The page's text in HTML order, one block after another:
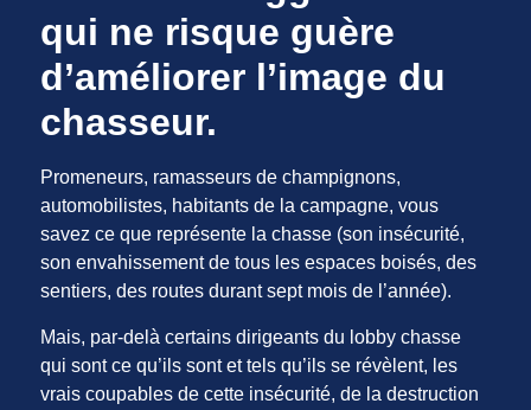
qui ne risque guère
d’améliorer l’image du
chasseur.
Promeneurs, ramasseurs de champignons,
automobilistes, habitants de la campagne, vous
savez ce que représente la chasse (son insécurité,
son envahissement de tous les espaces boisés, des
sentiers, des routes durant sept mois de l’année).
Mais, par-delà certains dirigeants du lobby chasse
qui sont ce qu’ils sont et tels qu’ils se révèlent, les
vrais coupables de cette insécurité, de la destruction